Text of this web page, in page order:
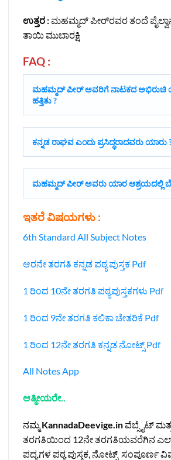
ಉತ್ತರ :ಮಹಮ್ಮದ್ ಪೀರ್‌ರವರ ತಂದೆ
ತಾಯಿ ಮುಬಾರಕ್ಷಿ
FAQ :
ಮಹಮ್ಮದ್ ಪೀರ್ ಅವರಿಗೆ ನಾಟಕದ ಅಭಿರುಚಿ
ಹತ್ತಿತು ?
ಕನ್ನಡ ರಾಘವ ಎಂದು ಪ್ರಸಿದ್ಧರಾದವರು ಯಾರು
ಮಹಮ್ಮದ್ ಪೀರ್ ಅವರು ಯಾರ ಆಶ್ರಯದಲ್ಲಿ
ಇತರೆ ವಿಷಯಗಳು :
6th Standard All Subject Notes
ಆರನೇ ತರಗತಿ ಕನ್ನಡ ಪಠ್ಯ ಪುಸ್ತಕ Pdf
1 ರಿಂದ 10ನೇ ತರಗತಿ ಪಠ್ಯಪುಸ್ತಕಗಳು Pdf
1 ರಿಂದ 9ನೇ ತರಗತಿ ಕಲಿಕಾ ಚೇತರಿಕೆ Pdf
1 ರಿಂದ 12ನೇ ತರಗತಿ ಕನ್ನಡ ನೋಟ್ಸ್‌ Pdf
All Notes App
ಆತ್ಮೀಯರೇ..
ನಮ್ಮKannadaDeevige.inವೆಬ್ಸೈಟ್
ತರಗತಿಯಿಂದ 12ನೇ ತರಗತಿಯವರೆಗಿನ
ಪದ್ಯಗಳ ಪಠ್ಯ ಪುಸ್ತಕ, ನೋಟ್ಸ್ ಸಂಪೂರ್ಣ